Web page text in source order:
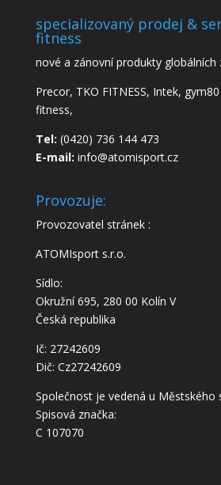
specializovaný prodej &
fitness
nové a zánovní produkty globálních
Precor, TKO FITNESS, Intek,
fitness,
Tel: (0420) 736 144 473
E-mail: info@atomisport.cz
Provozuje:
Provozovatel stránek :
ATOMIsport s.r.o.
Sídlo:
Okružní 695, 280 00 Kolín V
Česká republika
Ič: 27242609
Dič: Cz27242609
Společnost je vedená u Městského
Spisová značka:
C 107070